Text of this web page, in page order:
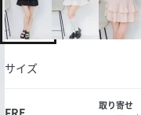
サイズ
取り寄せ